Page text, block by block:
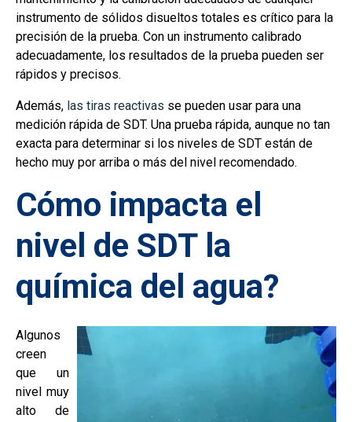
instrumento de sólidos disueltos totales es crítico para la
precisión de la prueba. Con un instrumento calibrado
adecuadamente, los resultados de la prueba pueden ser
rápidos y precisos.
Además, las tiras reactivas se pueden usar para una
medición rápida de SDT. Una prueba rápida, aunque no tan
exacta para determinar si los niveles de SDT están de
hecho muy por arriba o más del nivel recomendado.
Cómo impacta el
nivel de SDT la
química del agua?
Algunos
creen
que un
nivel muy
alto de